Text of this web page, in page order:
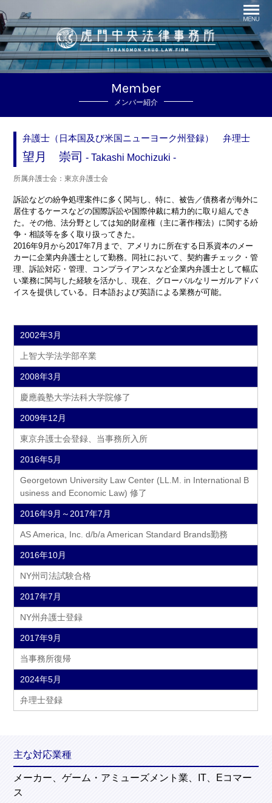
Member
メンバー紹介
弁護士（日本国及び米国ニューヨーク州登録） 弁理士
望月 崇司 Takashi Mochizuki
所属弁護士会：東京弁護士会
訴訟などの紛争処理案件に多く関与し、特に、被告／債務者が海外に
居住するケースなどの国際訴訟や国際仲裁に精力的に取り組んでき
た。その他、法分野としては知的財産権（主に著作権法）に関する紛
争・相談等を多く取り扱ってきた。
2016年9月から2017年7月まで、アメリカに所在する日系資本のメー
カーに企業内弁護士として勤務。同社において、契約書チェック・管
理、訴訟対応・管理、コンプライアンスなど企業内弁護士として幅広
い業務に関与した経験を活かし、現在、グローバルなリーガルアドバ
イスを提供している。日本語および英語による業務が可能。
2002年3月
上智大学法学部卒業
2008年3月
慶應義塾大学法科大学院修了
2009年12月
東京弁護士会登録、当事務所入所
2016年5月
Georgetown University Law Center (LL.M. in International B
usiness and Economic Law) 修了
2016年9月～2017年7月
AS America, Inc. d/b/a American Standard Brands勤務
2016年10月
NY州司法試験合格
2017年7月
NY州弁護士登録
2017年9月
当事務所復帰
2024年5月
弁理士登録
主な対応業種
メーカー、ゲーム・アミューズメント業、IT、Eコマー
ス